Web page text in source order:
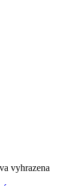
vyhrazena